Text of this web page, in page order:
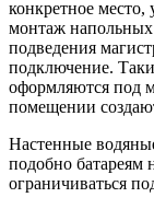
конкретное
монтаж напольных
подведения
подключение.
оформляются под
помещении
Настенные
подобно батареям
ограничиваться